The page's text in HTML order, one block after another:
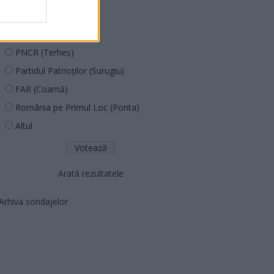
PNCR (Terheș)
Partidul Patrioților (Surugiu)
FAR (Coarnă)
România pe Primul Loc (Ponta)
Altul
Arată rezultatele
sondajelor